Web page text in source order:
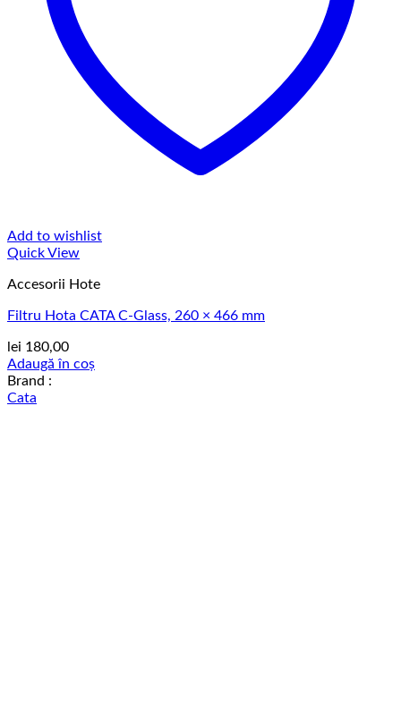
Add to wishlist
Quick View
Accesorii Hote
Filtru Hota CATA C-Glass, 260 × 466 mm
lei 180,00
Adaugă în coș
Brand :
Cata